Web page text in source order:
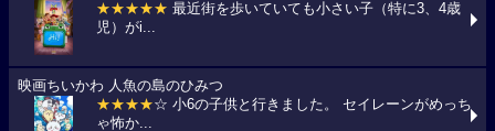
★★★★★ 最近街を歩いていても小さい子（特に3、4歳
児）がi...
映画ちいかわ 人魚の島のひみつ
★★★★☆ 小6の子供と行きました。 セイレーンがめっち
ゃ怖か...